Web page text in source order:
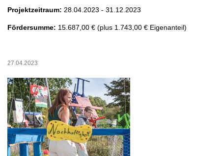
Projektzeitraum: 28.04.2023 - 31.12.2023
Fördersumme: 15.687,00 € (plus 1.743,00 € Eigenanteil)
27.04.2023